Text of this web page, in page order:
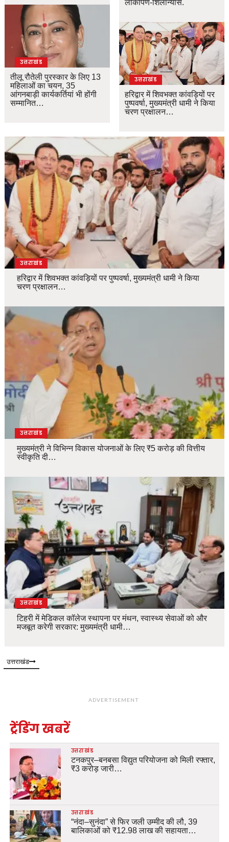
उत्तराखंड
तीलू रौतेली पुरस्कार के लिए 13
महिलाओं का चयन, 35
आंगनबाड़ी कार्यकर्तियां भी होंगी
सम्मानित…
लोकार्पण-शिलान्यास.
उत्तराखंड
हरिद्वार में शिवभक्त कांवड़ियों पर
पुष्पवर्षा, मुख्यमंत्री धामी ने किया
चरण प्रक्षालन…
उत्तराखंड
हरिद्वार में शिवभक्त कांवड़ियों पर पुष्पवर्षा, मुख्यमंत्री धामी ने किया
चरण प्रक्षालन…
उत्तराखंड
मुख्यमंत्री ने विभिन्न विकास योजनाओं के लिए ₹5 करोड़ की वित्तीय
स्वीकृति दी…
उत्तराखंड
टिहरी में मेडिकल कॉलेज स्थापना पर मंथन, स्वास्थ्य सेवाओं को और
मजबूत करेगी सरकार: मुख्यमंत्री धामी…
उत्तराखंड
ADVERTISEMENT
ट्रेंडिंग खबरें
उत्तराखंड
टनकपुर–बनबसा विद्युत परियोजना को मिली रफ्तार,
₹3 करोड़ जारी…
उत्तराखंड
“नंदा–सुनंदा” से फिर जली उम्मीद की लौ, 39
बालिकाओं को ₹12.98 लाख की सहायता…